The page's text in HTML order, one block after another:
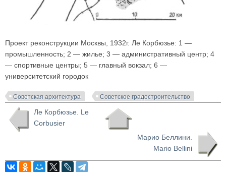
Проект реконструкции Москвы, 1932г. Ле Корбюзье: 1 —
промышленность; 2 — жилье; 3 — административный центр; 4
— спортивные центры; 5 — главный вокзал; 6 —
университетский городок
Советская архитектура Советское градостроительство
Ле Корбюзье. Le
Corbusier
Марио Беллини.
Mario Bellini